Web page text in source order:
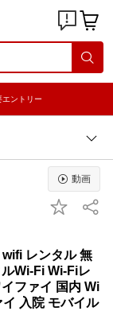
エントリー
動画
レンタル 無
Wi-Fi Wi-Fiレ
ファイ 国内 Wi
入院 モバイル